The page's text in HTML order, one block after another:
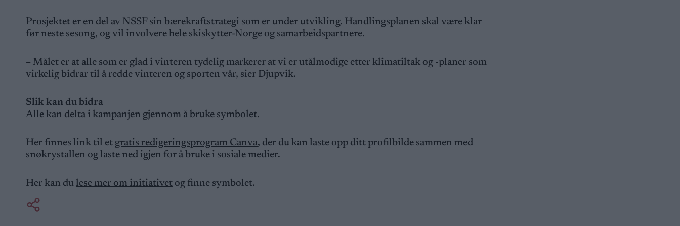
Prosjektet er en del av NSSF sin bærekraftstrategi som er under utvikling. Handlingsplanen skal være klar
før neste sesong, og vil involvere hele skiskytter-Norge og samarbeidspartnere.
– Målet er at alle som er glad i vinteren tydelig markerer at vi er utålmodige etter klimatiltak og -planer som
virkelig bidrar til å redde vinteren og sporten vår, sier Djupvik.
Slik kan du bidra
Alle kan delta i kampanjen gjennom å bruke symbolet.
Her finnes link til et gratis redigeringsprogram Canva, der du kan laste opp ditt profilbilde sammen med
snøkrystallen og laste ned igjen for å bruke i sosiale medier.
Her kan du lese mer om initiativet og finne symbolet.